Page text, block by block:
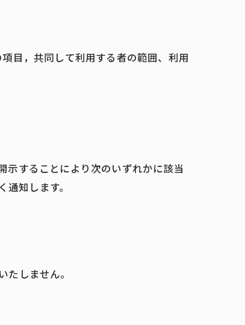
目，共同して利用する者の範囲、利用
示することにより次のいずれかに該当
知します。
しません。